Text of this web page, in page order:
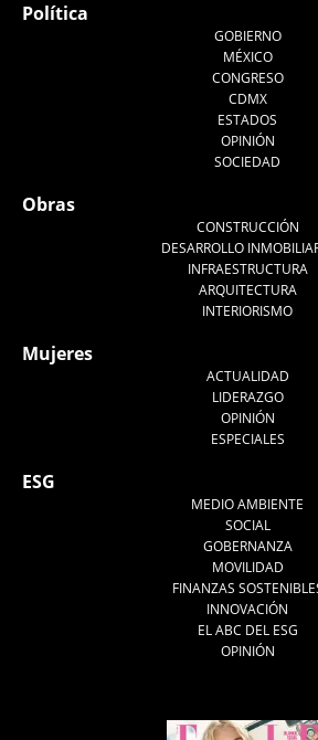
Política
GOBIERNO
MÉXICO
CONGRESO
CDMX
ESTADOS
OPINIÓN
SOCIEDAD
Obras
CONSTRUCCIÓN
DESARROLLO
INFRAESTRUCTURA
ARQUITECTURA
INTERIORISMO
Mujeres
ACTUALIDAD
LIDERAZGO
OPINIÓN
ESPECIALES
ESG
MEDIO AMBIENTE
SOCIAL
GOBERNANZA
MOVILIDAD
FINANZAS
INNOVACIÓN
EL ABC DEL ESG
OPINIÓN